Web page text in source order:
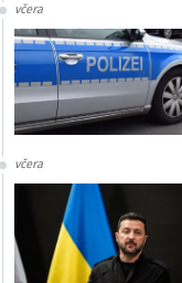
včera
včera